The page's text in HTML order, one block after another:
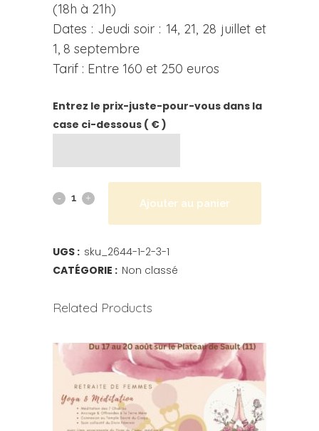
(18h à 21h)
Dates : Jeudi soir : 14, 21, 28 juillet et
1, 8 septembre
Tarif : Entre 160 et 250 euros
Entrez le prix-juste-pour-vous dans la
case ci-dessous ( € )
Ajouter au panier
UGS : sku_2644-1-2-3-1
CATÉGORIE : Non classé
Related Products